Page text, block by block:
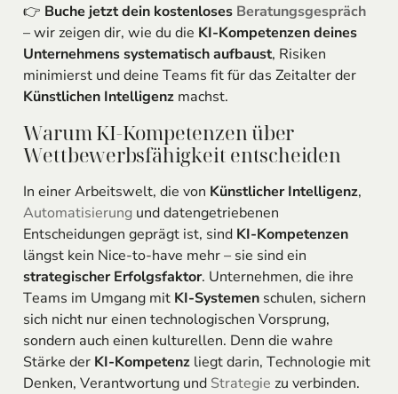
👉 Buche jetzt dein kostenloses Beratungsgespräch
– wir zeigen dir, wie du die KI-Kompetenzen deines
Unternehmens systematisch aufbaust, Risiken
minimierst und deine Teams fit für das Zeitalter der
Künstlichen Intelligenzmachst.
Warum KI-Kompetenzen über
Wettbewerbsfähigkeit entscheiden
In einer Arbeitswelt, die von Künstlicher Intelligenz,
Automatisierungund datengetriebenen
Entscheidungen geprägt ist, sind KI-Kompetenzen
längst kein Nice-to-have mehr – sie sind ein
strategischer Erfolgsfaktor. Unternehmen, die ihre
Teams im Umgang mit KI-Systemenschulen, sichern
sich nicht nur einen technologischen Vorsprung,
sondern auch einen kulturellen. Denn die wahre
Stärke der KI-Kompetenzliegt darin, Technologie mit
Denken, Verantwortung und Strategie zu verbinden.